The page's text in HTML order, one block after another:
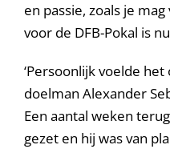
en passie, zoals je
voor de DFB-Pokal is
‘Persoonlijk voelde
doelman Alexander
Een aantal weken
gezet en hij was van